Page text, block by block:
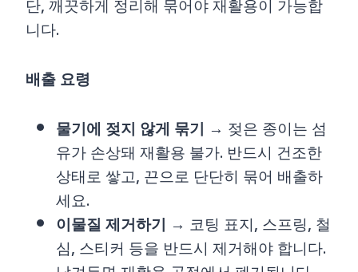
니다.
배출 요령
물기에 젖지 않게 묶기 → 젖은 종이는 섬
유가 손상돼 재활용 불가. 반드시 건조한
상태로 쌓고, 끈으로 단단히 묶어 배출하
세요.
이물질 제거하기 → 코팅 표지, 스프링, 철
심, 스티커 등을 반드시 제거해야 합니다.